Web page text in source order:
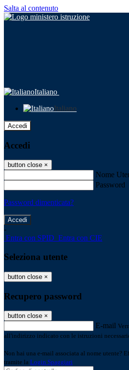
Salta al contenuto
Italiano
Italiano
Accedi
Accedi
button close ×
Nome
Password
Password dimenticata?
-
Entra con SPID Entra con CIE
Seleziona utente
button close ×
Recupero password
button close ×
E-mail
all'indirizzo indicato con le istruzioni
Non hai una e-mail associata al nome utente?
tramite la Login Spaggiari